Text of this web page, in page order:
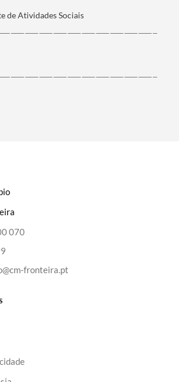
de Atividades Sociais
070
fronteira.pt